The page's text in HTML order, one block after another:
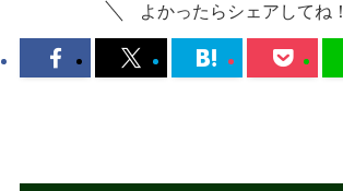
よかったらシェアしてね！